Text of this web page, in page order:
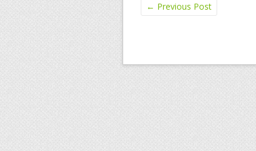
← Previous Post